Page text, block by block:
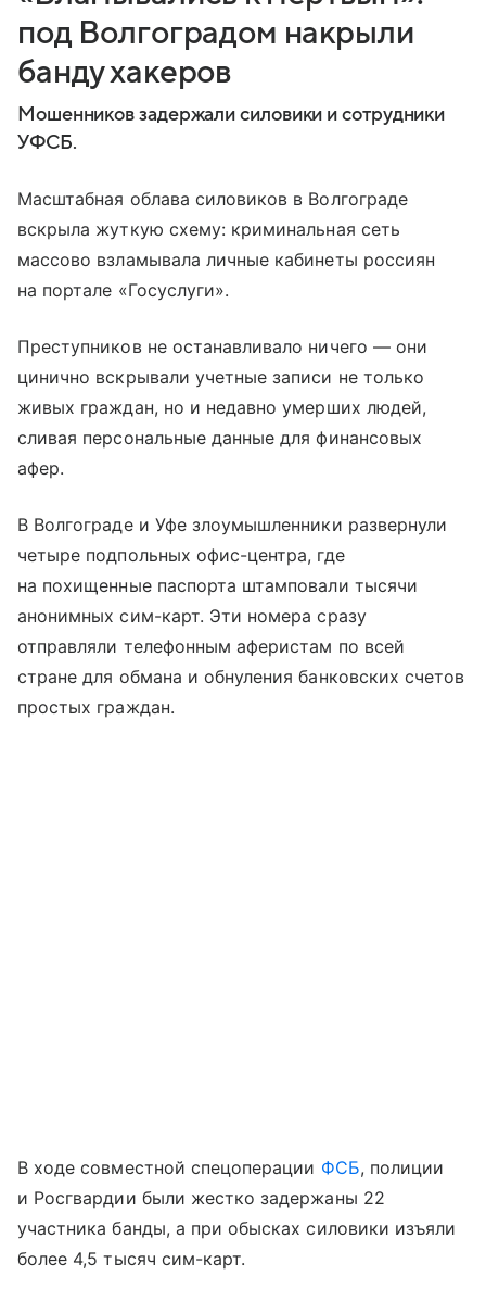
под Волгоградом накрыли
банду хакеров
Мошенников задержали силовики и сотрудники
УФСБ.
Масштабная облава силовиков в Волгограде
вскрыла жуткую схему: криминальная сеть
массово взламывала личные кабинеты россиян
на портале «Госуслуги».
Преступников не останавливало ничего — они
цинично вскрывали учетные записи не только
живых граждан, но и недавно умерших людей,
сливая персональные данные для финансовых
афер.
В Волгограде и Уфе злоумышленники развернули
четыре подпольных офис-центра, где
на похищенные паспорта штамповали тысячи
анонимных сим-карт. Эти номера сразу
отправляли телефонным аферистам по всей
стране для обмана и обнуления банковских счетов
простых граждан.
В ходе совместной спецоперации ФСБ, полиции
и Росгвардии были жестко задержаны 22
участника банды, а при обысках силовики изъяли
более 4,5 тысяч сим-карт.